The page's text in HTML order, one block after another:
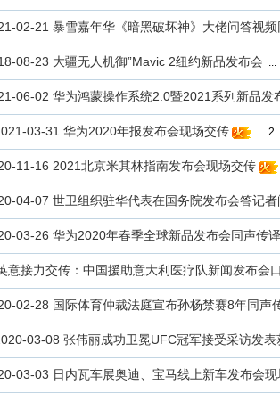
02-21 暴雪嘉年华《暗黑破坏神》大佬问答视
08-23 大疆无人机御”Mavic 2纽约新品发布会 ...
06-02 华为鸿蒙操作系统2.0暨2021系列新品发
03-31 华为2020年报发布会现场交传 ... 2
11-16 2021北京米其林指南发布会现场交传
04-07 世卫组织驻华代表在国务院发布会答记
03-26 华为2020年春季全球新品发布会同声传译
意接力交传：中国援助意大利医疗队新闻发布会
02-28 国际体育仲裁法庭宣布孙杨禁赛8年同声
03-08 张伟丽成功卫冕UFC冠军接受采访发表
03-03 日内瓦车展奥迪、宝马线上新车发布会